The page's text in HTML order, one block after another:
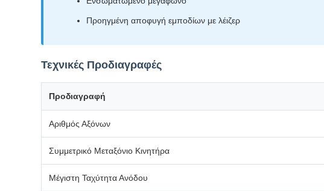
Προηγμένη αποφυγή εμποδίων με λέιζερ
Τεχνικές Προδιαγραφές
Προδιαγραφή
Αριθμός Αξόνων
Συμμετρικό Μεταξόνιο Κινητήρα
Μέγιστη Ταχύτητα Ανόδου